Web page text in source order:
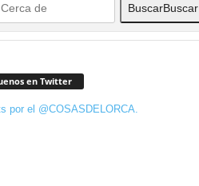
BuscarBuscar
en Twitter
por el @COSASDELORCA.